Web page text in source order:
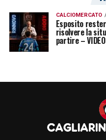
CALCIOMERCATO
Esposito
risolvere la
partire – VIDEO